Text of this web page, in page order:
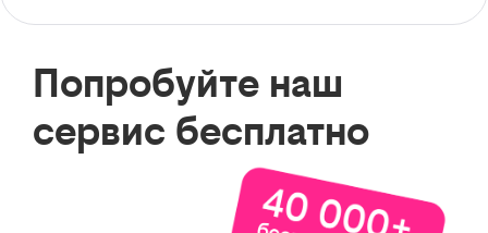
Попробуйте наш
сервис бесплатно